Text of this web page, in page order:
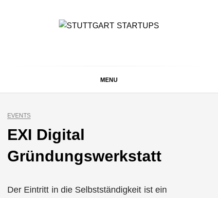
MENU
EVENTS
EXI Digital
Gründungswerkstatt
Der Eintritt in die Selbstständigkeit ist ein